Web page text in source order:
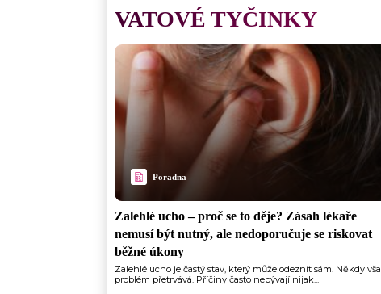
VATOVÉ TYČINKY
Poradna
Zalehlé ucho –⁠ proč se to děje? Zásah lékaře
nemusí být nutný, ale nedoporučuje se riskovat
běžné úkony
Zalehlé ucho je častý stav, který může odeznít sám. Někdy
problém přetrvává. Příčiny často nebývají nijak...